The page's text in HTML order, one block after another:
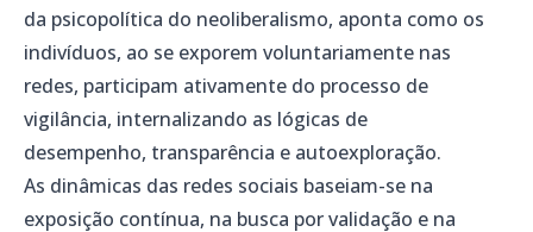
da psicopolítica do neoliberalismo, aponta como os
indivíduos, ao se exporem voluntariamente nas
redes, participam ativamente do processo de
vigilância, internalizando as lógicas de
desempenho, transparência e autoexploração.
As dinâmicas das redes sociais baseiam-se na
exposição contínua, na busca por validação e na